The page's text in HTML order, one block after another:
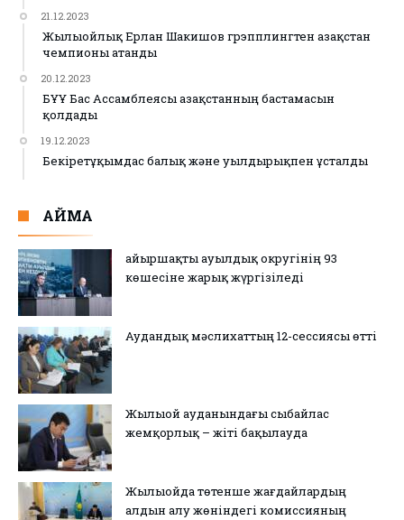
21.12.2023
Жылыойлық Ерлан Шакишов грэпплингтен Қазақстан
чемпионы атанды
20.12.2023
БҰҰ Бас Ассамблеясы Қазақстанның бастамасын
қолдады
19.12.2023
Бекіретұқымдас балық және уылдырықпен ұсталды
АЙМАҚ
Қайыршақты ауылдық округінің 93
көшесіне жарық жүргізіледі
Аудандық мәслихаттың 12-сессиясы өтті
Жылыой ауданындағы сыбайлас
жемқорлық – жіті бақылауда
Жылыойда төтенше жағдайлардың
алдын алу жөніндегі комиссияның